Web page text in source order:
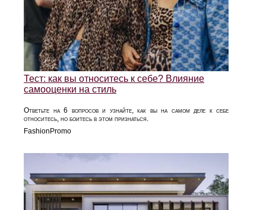
Тест: как вы относитесь к себе? Влияние
самооценки на стиль
Ответьте на 6 вопросов и узнайте, как вы на самом деле к себе
относитесь, но боитесь в этом признаться.
FashionPromo